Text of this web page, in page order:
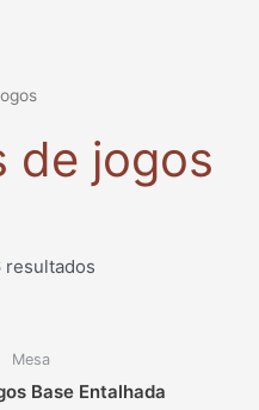
de jogos
resultados
Mesa
Base Entalhada